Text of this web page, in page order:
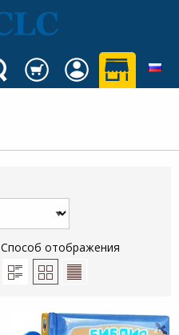
Способ отображения